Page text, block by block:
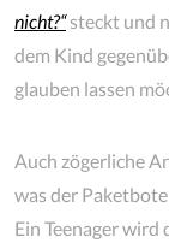
nicht?“ steckt und
dem Kind
glauben lassen
Auch zögerliche
was der
Ein Teenager